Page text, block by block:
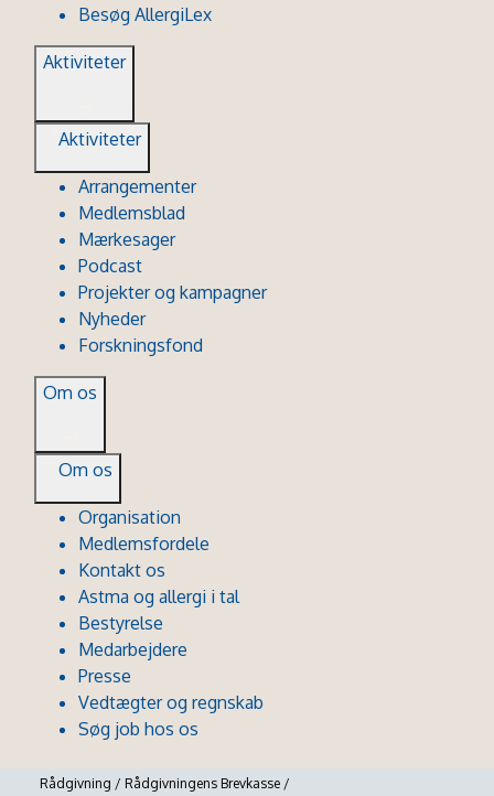
Besøg AllergiLex
Aktiviteter
Aktiviteter
Arrangementer
Medlemsblad
Mærkesager
Podcast
Projekter og kampagner
Nyheder
Forskningsfond
Om os
Om os
Organisation
Medlemsfordele
Kontakt os
Astma og allergi i tal
Bestyrelse
Medarbejdere
Presse
Vedtægter og regnskab
Søg job hos os
Rådgivning / Rådgivningens Brevkasse /